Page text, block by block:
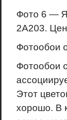
Фото 6 —
2А203.
Фотообои
Фотообои
Этот
хорошо. В